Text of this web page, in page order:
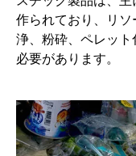
作られており、リ
浄、粉砕、ペレッ
必要があります。